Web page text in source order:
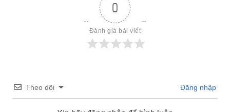
0
Đánh giá bài viết
Theo dõi Đăng nhập